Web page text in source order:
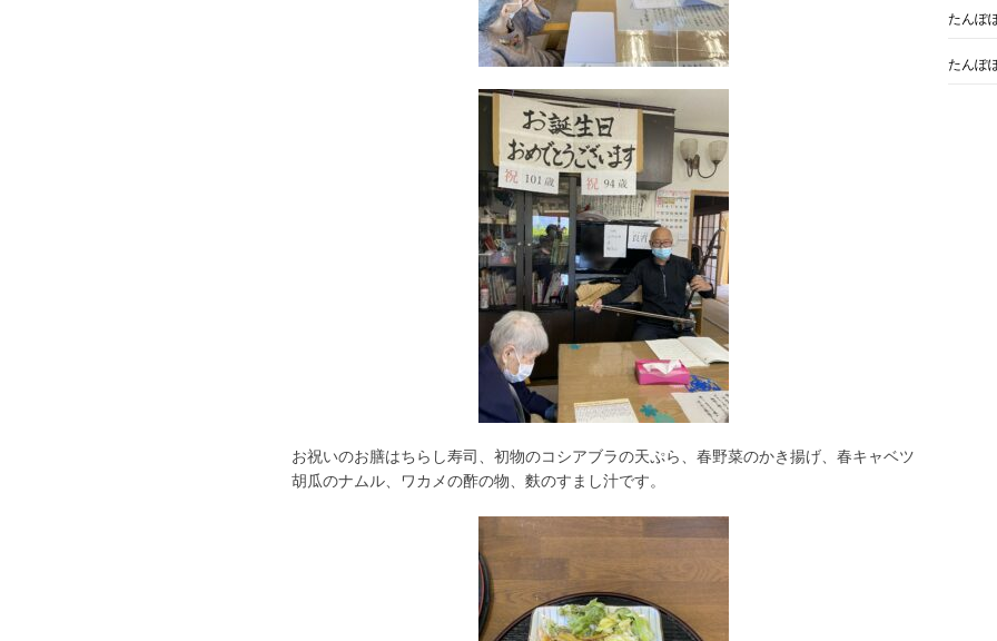
お祝いのお膳はちらし寿司、初物のコシアブラの天ぷら、春野菜のかき揚げ、春キャベツ
胡瓜のナムル、ワカメの酢の物、麩のすまし汁です。
たんぽ
たんぽ